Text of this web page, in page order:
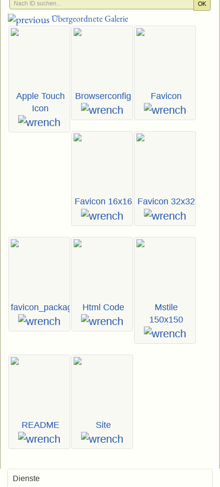
OK
Übergeordnete Galerie
Apple Touch
Icon
Browserconfig Favicon
Favicon 16x16 Favicon 32x32
favicon_package_v0.16.zip
Html Code
Mstile
150x150
README Site
Dienste